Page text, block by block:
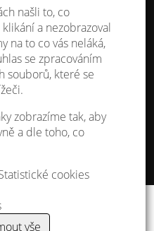
našli to, co
a nezobrazoval
na to co vás neláká,
se zpracováním
souborů, které se
zobrazíme tak, aby
a dle toho, co
cookies
vše